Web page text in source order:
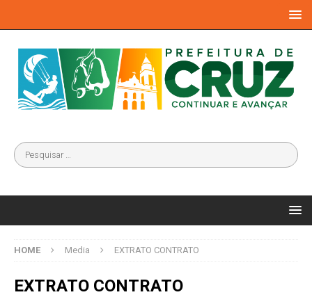
HOME Media EXTRATO CONTRATO
EXTRATO CONTRATO